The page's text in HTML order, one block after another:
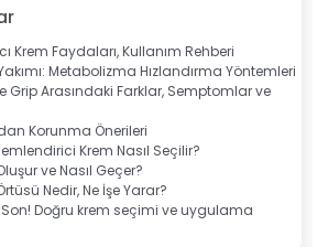
Krem Faydaları, Kullanım Rehberi
Metabolizma Hızlandırma Yöntemleri
Grip Arasındaki Farklar, Semptomlar ve
Korunma Önerileri
Krem Nasıl Seçilir?
ve Nasıl Geçer?
Nedir, Ne İşe Yarar?
Son! Doğru krem seçimi ve uygulama